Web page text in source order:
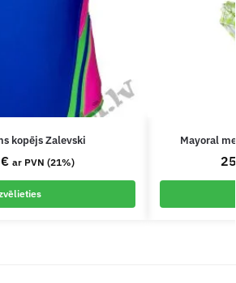
kopējs Zalevski
€ ar PVN (21%)
Mayoral